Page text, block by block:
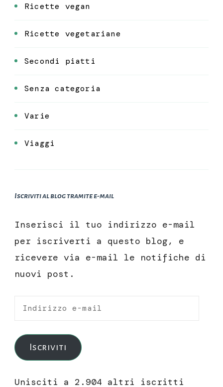
Ricette vegan
Ricette vegetariane
Secondi piatti
Senza categoria
Varie
Viaggi
Iscriviti al blog tramite e-mail
Inserisci il tuo indirizzo e-mail
per iscriverti a questo blog, e
ricevere via e-mail le notifiche di
nuovi post.
Indirizzo
mail
Iscriviti
Unisciti a 2.904 altri iscritti